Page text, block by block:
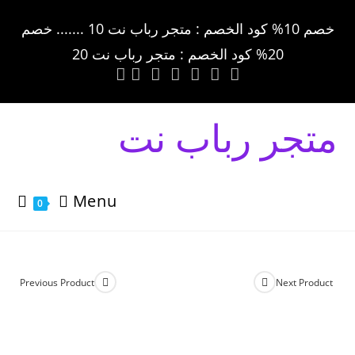
خصم 10% كود الخصم : متجر رباب نت 10 ....... خصم
20% كود الخصم : متجر رباب نت 20
متجر رباب نت
0 Menu
Previous Product Next Product